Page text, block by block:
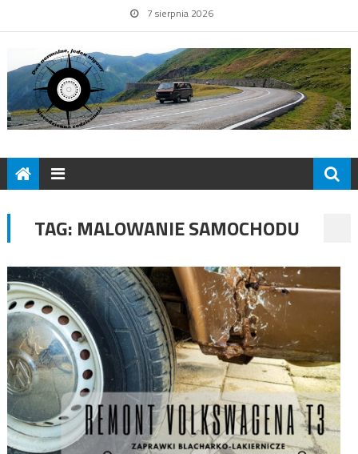
7 sierpnia 2026
TAG: MALOWANIE SAMOCHODU